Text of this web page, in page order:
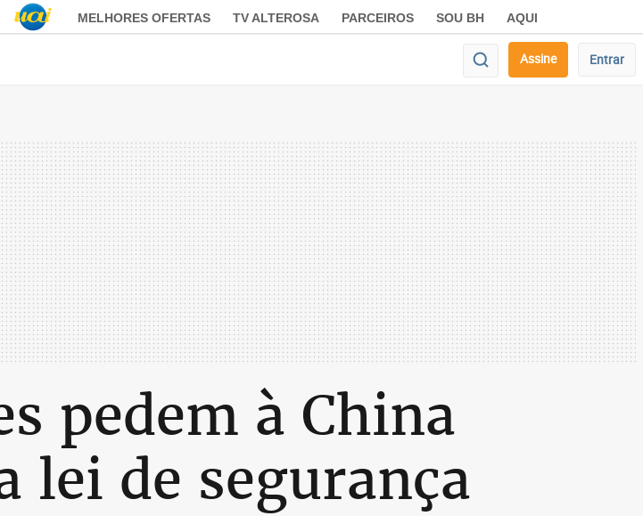
MELHORES OFERTAS TV ALTEROSA PARCEIROS SOU BH AQUI
Assine Entrar
pedem à China
lei de segurança